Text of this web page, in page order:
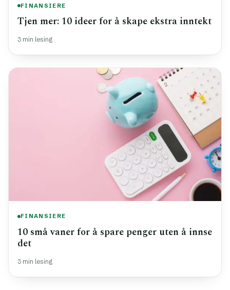
FINANSIERE
Tjen mer: 10 ideer for å skape ekstra inntekt
3 min lesing
FINANSIERE
10 små vaner for å spare penger uten å innse
det
3 min lesing